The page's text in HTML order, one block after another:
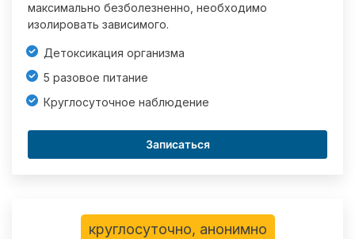
максимально безболезненно, необходимо
изолировать зависимого.
Детоксикация организма
5 разовое питание
Круглосуточное наблюдение
Записаться
круглосуточно, анонимно